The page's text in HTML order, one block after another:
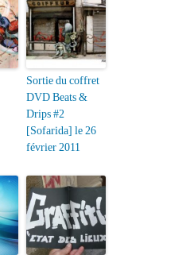
Sortie du coffret
DVD Beats &
Drips #2
[Sofarida] le 26
février 2011